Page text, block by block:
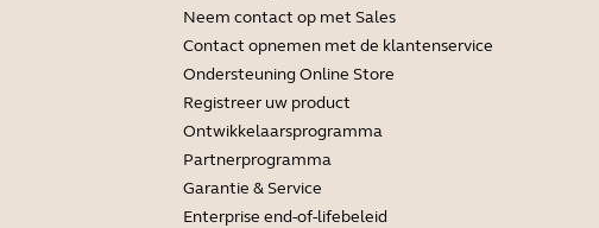
Neem contact op met Sales
Contact opnemen met de klantenservice
Ondersteuning Online Store
Registreer uw product
Ontwikkelaarsprogramma
Partnerprogramma
Garantie & Service
Enterprise end-of-lifebeleid